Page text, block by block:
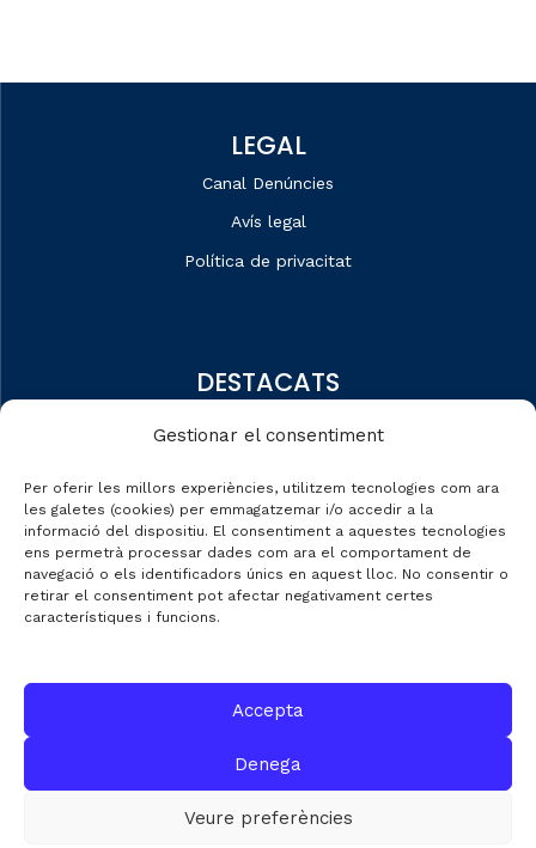
Gestionar el consentiment
Per oferir les millors experiències, utilitzem tecnologies com ara
les galetes (cookies) per emmagatzemar i/o accedir a la
informació del dispositiu. El consentiment a aquestes tecnologies
ens permetrà processar dades com ara el comportament de
navegació o els identificadors únics en aquest lloc. No consentir o
retirar el consentiment pot afectar negativament certes
característiques i funcions.
Accepta
Denega
Veure preferències
LEGAL
Canal Denúncies
Avís legal
Política de privacitat
DESTACATS
Dades de mercat
Automobile Talks
08012 de Barcelona
premsa@fecavem.cat